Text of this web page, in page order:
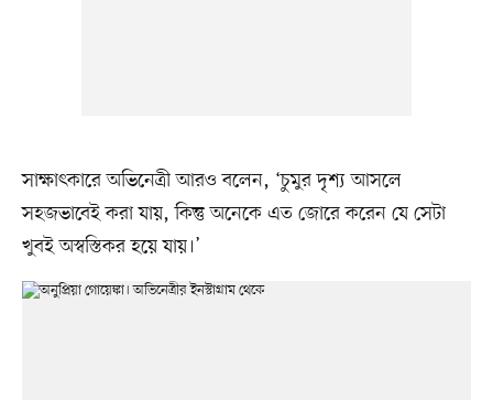
সাক্ষাৎকারে অভিনেত্রী আরও বলেন, ‘চুমুর দৃশ্য আসলে
সহজভাবেই করা যায়, কিন্তু অনেকে এত জোরে করেন যে সেটা
খুবই অস্বস্তিকর হয়ে যায়।’